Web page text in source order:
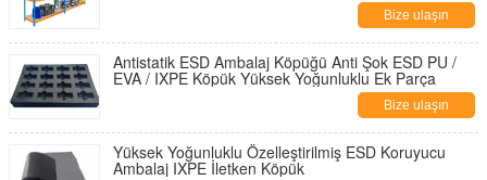
Bize ulaşın
Antistatik ESD Ambalaj Köpüğü Anti Şok ESD PU /
EVA / IXPE Köpük Yüksek Yoğunluklu Ek Parça
Bize ulaşın
Yüksek Yoğunluklu Özelleştirilmiş ESD Koruyucu
Ambalaj IXPE İletken Köpük